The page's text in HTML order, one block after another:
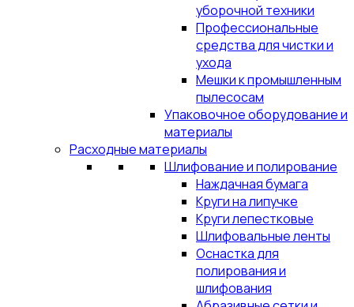
уборочной техники
Профессиональные
средства для чистки и
ухода
Мешки к промышленным
пылесосам
Упаковочное оборудование и
материалы
Расходные материалы
Шлифование и полирование
Наждачная бумага
Круги на липучке
Круги лепестковые
Шлифовальные ленты
Оснастка для
полирования и
шлифования